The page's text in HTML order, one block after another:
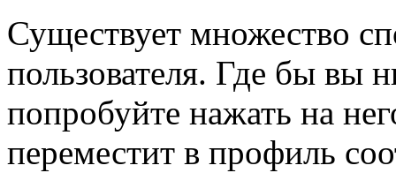
Существует множество
пользователя. Где бы вы
попробуйте нажать на
переместит в профиль